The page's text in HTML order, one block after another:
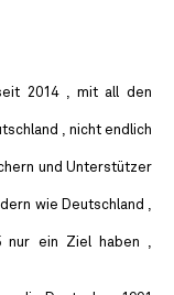
2014 , mit all den
, nicht endlich
und Unterstützer
wie Deutschland ,
nur ein Ziel haben ,